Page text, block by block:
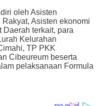
oleh Asisten
Asisten ekonomi
Daerah terkait, para
Kelurahan
TP PKK
Cibeureum beserta
pelaksanaan Formula